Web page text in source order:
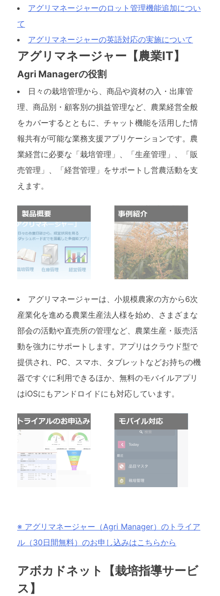
アグリマネージャーのロット管理機能追加につい
て
アグリマネージャーの英語対応の実施について
アグリマネージャー【農業IT】
Agri Managerの役割
日々の栽培管理から、商品や資材の入・出庫管
理、商品別・顧客別の損益管理など、農業経営全般
をカバーするとともに、チャット機能を活用した情
報共有が可能な業務支援アプリケーションです。農
業経営に必要な「栽培管理」、「生産管理」、「販
売管理」、「経営管理」をサポートし営農活動を支
えます。
アグリマネージャーは、小規模農家の方から6次
産業化を進める農業生産法人様を始め、さまざまな
部会の活動や直売所の管理など、農業生産・販売活
動を強力にサポートします。アプリはクラウド型で
提供され、PC、スマホ、タブレットなどお持ちの機
器ですぐに利用できるほか、無料のモバイルアプリ
はiOSにもアンドロイドにも対応しています。
※ アグリマネージャー（Agri Manager）のトライア
ル（30日間無料）のお申し込みはこちらから
アボカドネット【栽培指導サービ
ス】